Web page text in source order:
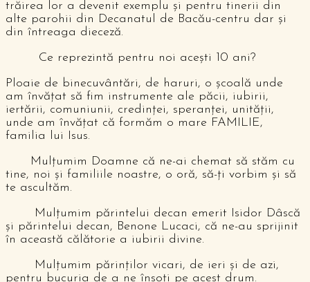
trăirea lor a devenit exemplu și pentru tinerii din
alte parohii din Decanatul de Bacău-centru dar și
din întreaga dieceză.
Ce reprezintă pentru noi acești 10 ani?
Ploaie de binecuvântări, de haruri, o școală unde
am învățat să fim instrumente ale păcii, iubirii,
iertării, comuniunii, credinței, speranței, unității,
unde am învățat că formăm o mare FAMILIE,
familia lui Isus.
Mulțumim Doamne că ne-ai chemat să stăm cu
tine, noi și familiile noastre, o oră, să-ți vorbim și să
te ascultăm.
Mulțumim părintelui decan emerit Isidor Dâscă
și părintelui decan, Benone Lucaci, că ne-au sprijinit
în această călătorie a iubirii divine.
Mulțumim părinților vicari, de ieri și de azi,
pentru bucuria de a ne însoți pe acest drum.